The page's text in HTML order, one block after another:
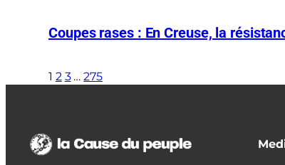
Coupes rases : En Creuse, la
1 2 3 … 275